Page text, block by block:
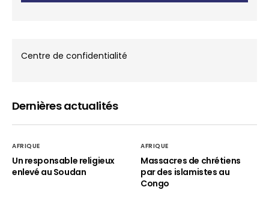
Centre de confidentialité
Dernières actualités
AFRIQUE
Un responsable religieux
enlevé au Soudan
AFRIQUE
Massacres de chrétiens
par des islamistes au
Congo